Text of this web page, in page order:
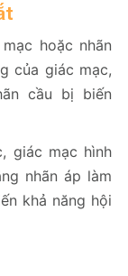
hoặc nhãn
của giác mạc,
cầu bị biến
giác mạc hình
nhãn áp làm
khả năng hội